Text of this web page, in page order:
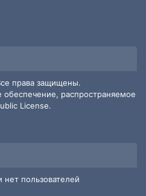
права защищены.
распространяемое
License.
нет пользователей